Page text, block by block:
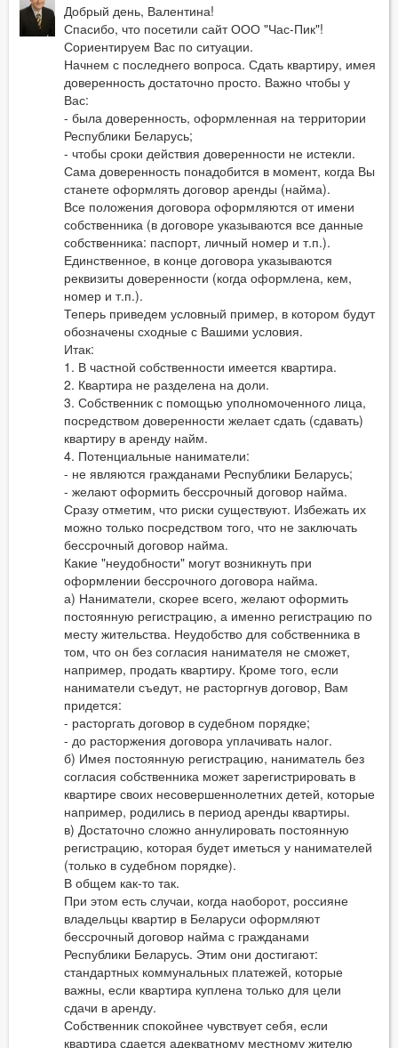
Добрый день, Валентина!
Спасибо, что посетили сайт ООО "Час-Пик"!
Сориентируем Вас по ситуации.
Начнем с последнего вопроса. Сдать квартиру, имея
доверенность достаточно просто. Важно чтобы у
Вас:
- была доверенность, оформленная на территории
Республики Беларусь;
- чтобы сроки действия доверенности не истекли.
Сама доверенность понадобится в момент, когда Вы
станете оформлять договор аренды (найма).
Все положения договора оформляются от имени
собственника (в договоре указываются все данные
собственника: паспорт, личный номер и т.п.).
Единственное, в конце договора указываются
реквизиты доверенности (когда оформлена, кем,
номер и т.п.).
Теперь приведем условный пример, в котором будут
обозначены сходные с Вашими условия.
Итак:
1. В частной собственности имеется квартира.
2. Квартира не разделена на доли.
3. Собственник с помощью уполномоченного лица,
посредством доверенности желает сдать (сдавать)
квартиру в аренду найм.
4. Потенциальные наниматели:
- не являются гражданами Республики Беларусь;
- желают оформить бессрочный договор найма.
Сразу отметим, что риски существуют. Избежать их
можно только посредством того, что не заключать
бессрочный договор найма.
Какие "неудобности" могут возникнуть при
оформлении бессрочного договора найма.
а) Наниматели, скорее всего, желают оформить
постоянную регистрацию, а именно регистрацию по
месту жительства. Неудобство для собственника в
том, что он без согласия нанимателя не сможет,
например, продать квартиру. Кроме того, если
наниматели съедут, не расторгнув договор, Вам
придется:
- расторгать договор в судебном порядке;
- до расторжения договора уплачивать налог.
б) Имея постоянную регистрацию, наниматель без
согласия собственника может зарегистрировать в
квартире своих несовершеннолетних детей, которые
например, родились в период аренды квартиры.
в) Достаточно сложно аннулировать постоянную
регистрацию, которая будет иметься у нанимателей
(только в судебном порядке).
В общем как-то так.
При этом есть случаи, когда наоборот, россияне
владельцы квартир в Беларуси оформляют
бессрочный договор найма с гражданами
Республики Беларусь. Этим они достигают:
стандартных коммунальных платежей, которые
важны, если квартира куплена только для цели
сдачи в аренду.
Собственник спокойнее чувствует себя, если
квартира сдается адекватному местному жителю